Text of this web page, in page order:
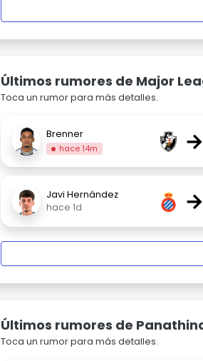
Últimos rumores de Major
Toca un rumor para más detalles.
Brenner
hace 14m →
Javi Hernández
hace 1d
→
Últimos rumores de
Toca un rumor para más detalles.